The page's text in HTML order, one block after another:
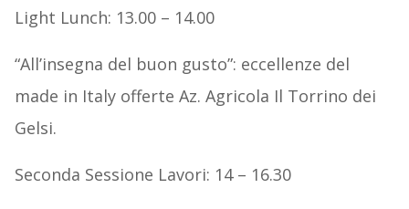
Light Lunch: 13.00 – 14.00
“All’insegna del buon gusto”: eccellenze del
made in Italy offerte Az. Agricola Il Torrino dei
Gelsi.
Seconda Sessione Lavori: 14 – 16.30